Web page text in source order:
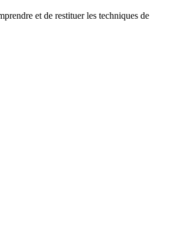
et de restituer les techniques de